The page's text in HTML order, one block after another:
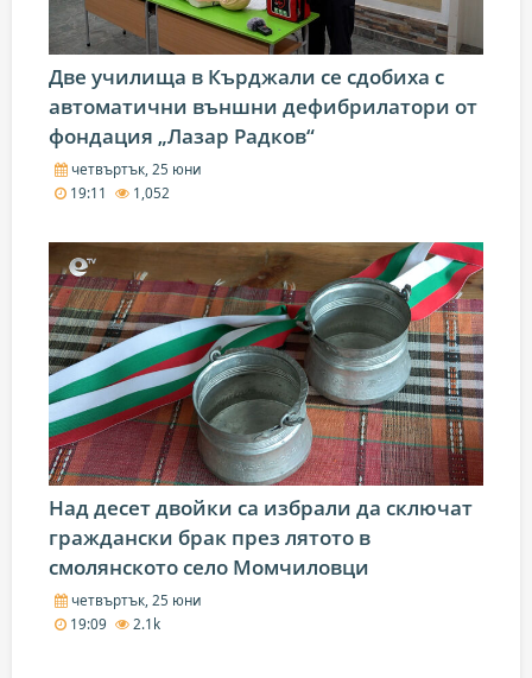
Две училища в Кърджали се сдобиха с
автоматични външни дефибрилатори от
фондация „Лазар Радков“
четвъртък, 25 юни
19:11
1,052
Над десет двойки са избрали да сключат
граждански брак през лятото в
смолянското село Момчиловци
четвъртък, 25 юни
19:09
2.1k